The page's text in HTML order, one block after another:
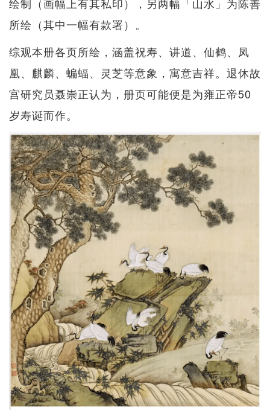
所绘（其中一幅有款署）。
综观本册各页所绘，涵盖祝寿、讲道、仙鹤、凤
凰、麒麟、蝙蝠、灵芝等意象，寓意吉祥。退休故
宫研究员聂崇正认为，册页可能便是为雍正帝50
岁寿诞而作。